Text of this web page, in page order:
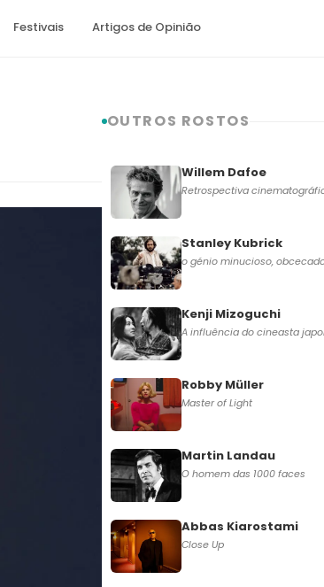
Festivais Artigos de Opinião
OUTROS ROSTOS
Willem Dafoe
Retrospectiva
Stanley Kubrick
o génio minucioso,
Kenji Mizoguchi
A influência do cineasta
Robby Müller
Master of Light
Martin Landau
O homem das 1000 faces
Abbas Kiarostami
Close Up